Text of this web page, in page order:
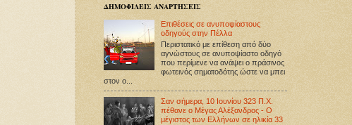
ΔΗΜΟΦΙΛΕΙΣ ΑΝΑΡΤΗΣΕΙΣ
Επιθέσεις σε ανυποψίαστους
οδηγούς στην Πέλλα
Περιστατικό με επίθεση από δύο
αγνώστους σε ανυποψίαστο οδηγό
που περίμενε να ανάψει ο πράσινος
φωτεινός σηματοδότης ώστε να μπει
στον ο...
Σαν σήμερα, 10 Ιουνίου 323 Π.Χ.
πέθανε ο Μέγας Αλέξανδρος - Ο
μέγιστος των Ελλήνων σε ηλικία 33